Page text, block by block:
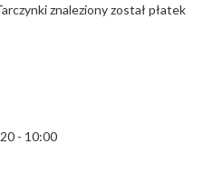
znaleziony został płatek
- 10:00